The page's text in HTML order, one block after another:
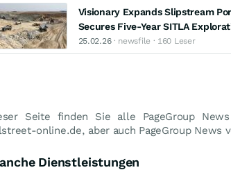
Visionary Expands Slipstream
Secures Five-Year SITLA
25.02.26· newsfile · 160 Leser
Seite finden Sie alle PageGroup
online.de, aber auch PageGroup News
Dienstleistungen